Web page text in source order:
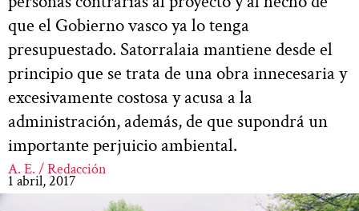
que el Gobierno vasco ya lo tenga
presupuestado. Satorralaia mantiene desde el
principio que se trata de una obra innecesaria y
excesivamente costosa y acusa a la
administración, además, de que supondrá un
importante perjuicio ambiental.
A. E. / Redacción
1 abril, 2017